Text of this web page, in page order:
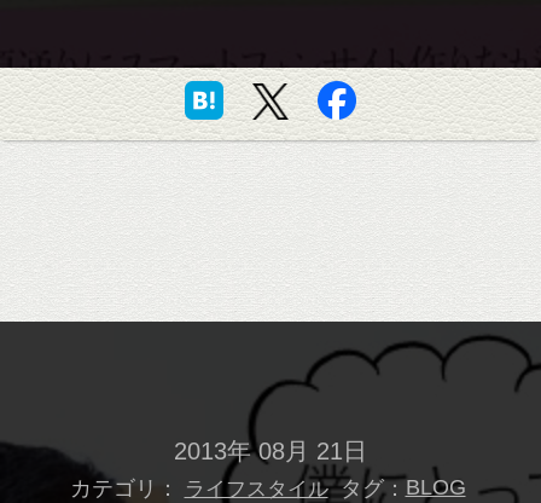
2013年 08月 21日
カテゴリ： ライフスタイル タグ： BLOG